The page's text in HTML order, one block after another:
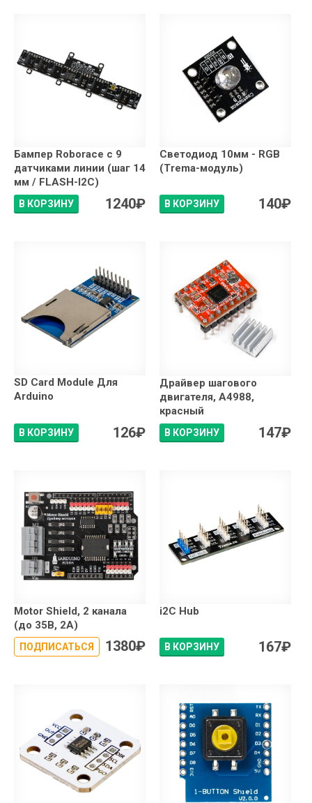
Бампер Roborace с 9
датчиками линии (шаг 14
мм / FLASH-I2C)
В КОРЗИНУ 1240₽
Светодиод 10мм - RGB
(Trema-модуль)
В КОРЗИНУ 140₽
SD Card Module Для
Arduino
В КОРЗИНУ 126₽
Драйвер шагового
двигателя, A4988,
красный
В КОРЗИНУ 147₽
Motor Shield, 2 канала
(до 35В, 2А)
ПОДПИСАТЬСЯ 1380₽
i2C Hub
В КОРЗИНУ 167₽